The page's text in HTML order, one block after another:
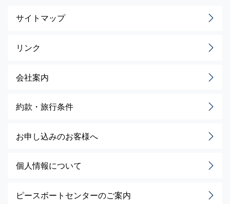
サイトマップ
リンク
会社案内
約款・旅行条件
お申し込みのお客様へ
個人情報について
ピースボートセンターのご案内